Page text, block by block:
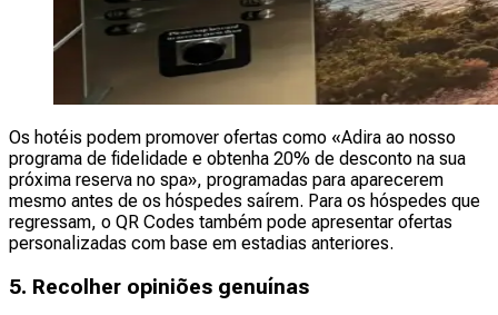
Os hotéis podem promover ofertas como «Adira ao nosso
programa de fidelidade e obtenha 20% de desconto na sua
próxima reserva no spa», programadas para aparecerem
mesmo antes de os hóspedes saírem. Para os hóspedes que
regressam, o QR Codes também pode apresentar ofertas
personalizadas com base em estadias anteriores.
5. Recolher opiniões genuínas